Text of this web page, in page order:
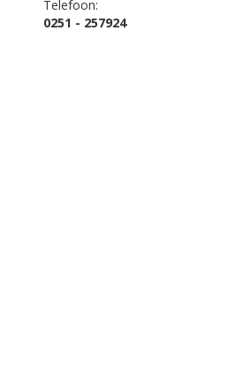
Telefoon:
0251 - 257924